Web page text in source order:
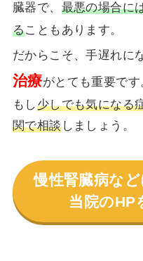
臓器で、 最悪の場合に
ることもあります。
だからこそ、手遅れに
治療がとても重要です
もし少しでも気になる
関で相談しましょう。
慢性腎臓病な
当院のHP